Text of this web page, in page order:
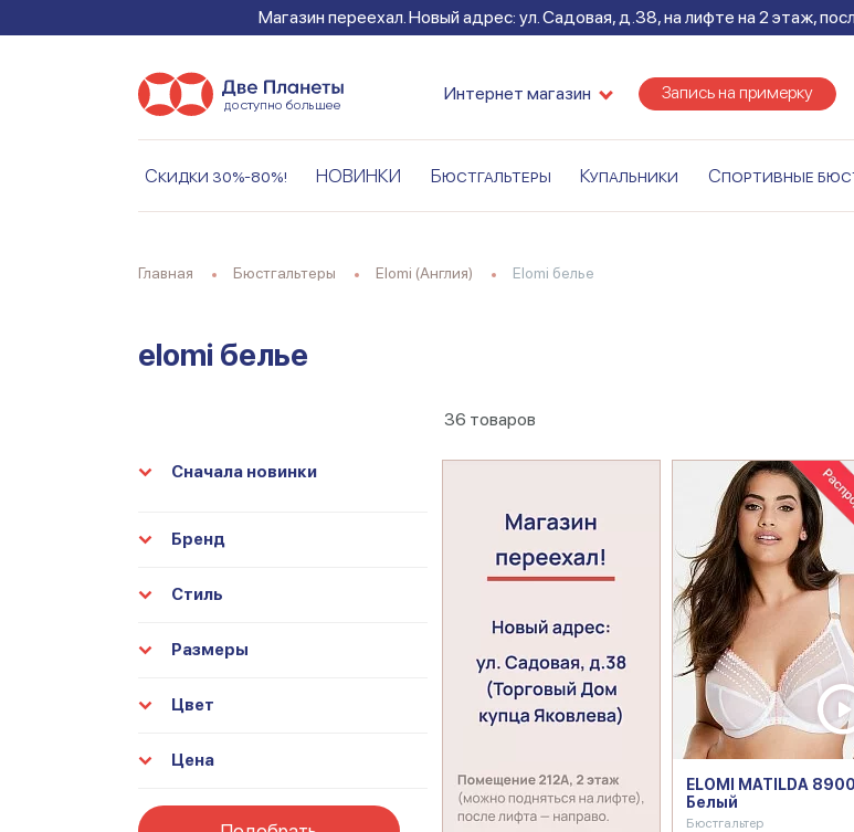
Магазин переехал. Новый адрес: ул. Садовая, д.38, на лифте на 2 этаж,
Интернет магазин Запись на примерку
Скидки 30%-80%! НОВИНКИ Бюстгальтеры Купальники Спортивные
Главная Бюстгальтеры Elomi (Англия) elomi белье
elomi белье
Сначала новинки
Бренд
Стиль
Размеры
Цвет
Цена
36 товаров
ELOMI MATILDA 8900
Белый
Бюстгальтер